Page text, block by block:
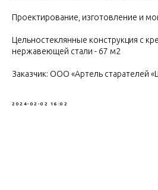
Проектирование, изготовление и
Цельностеклянные конструкция с
нержавеющей стали - 67 м2
Заказчик: ООО «Артель старателей
2024-02-02 16:02